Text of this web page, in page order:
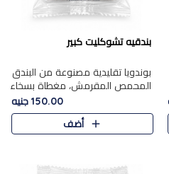
بندقيه تشوكليت كبير
بوندويا تقليدية مصنوعة من البندق
المحمص المقرمش، مغطاة بسخاء
بشوكولاتة فاخرة غنية لتحقيق
التوازن المثالي بين قوام القرمشة
ونكهة الشوكولاتة ا..
150.00 جنيه
أضف